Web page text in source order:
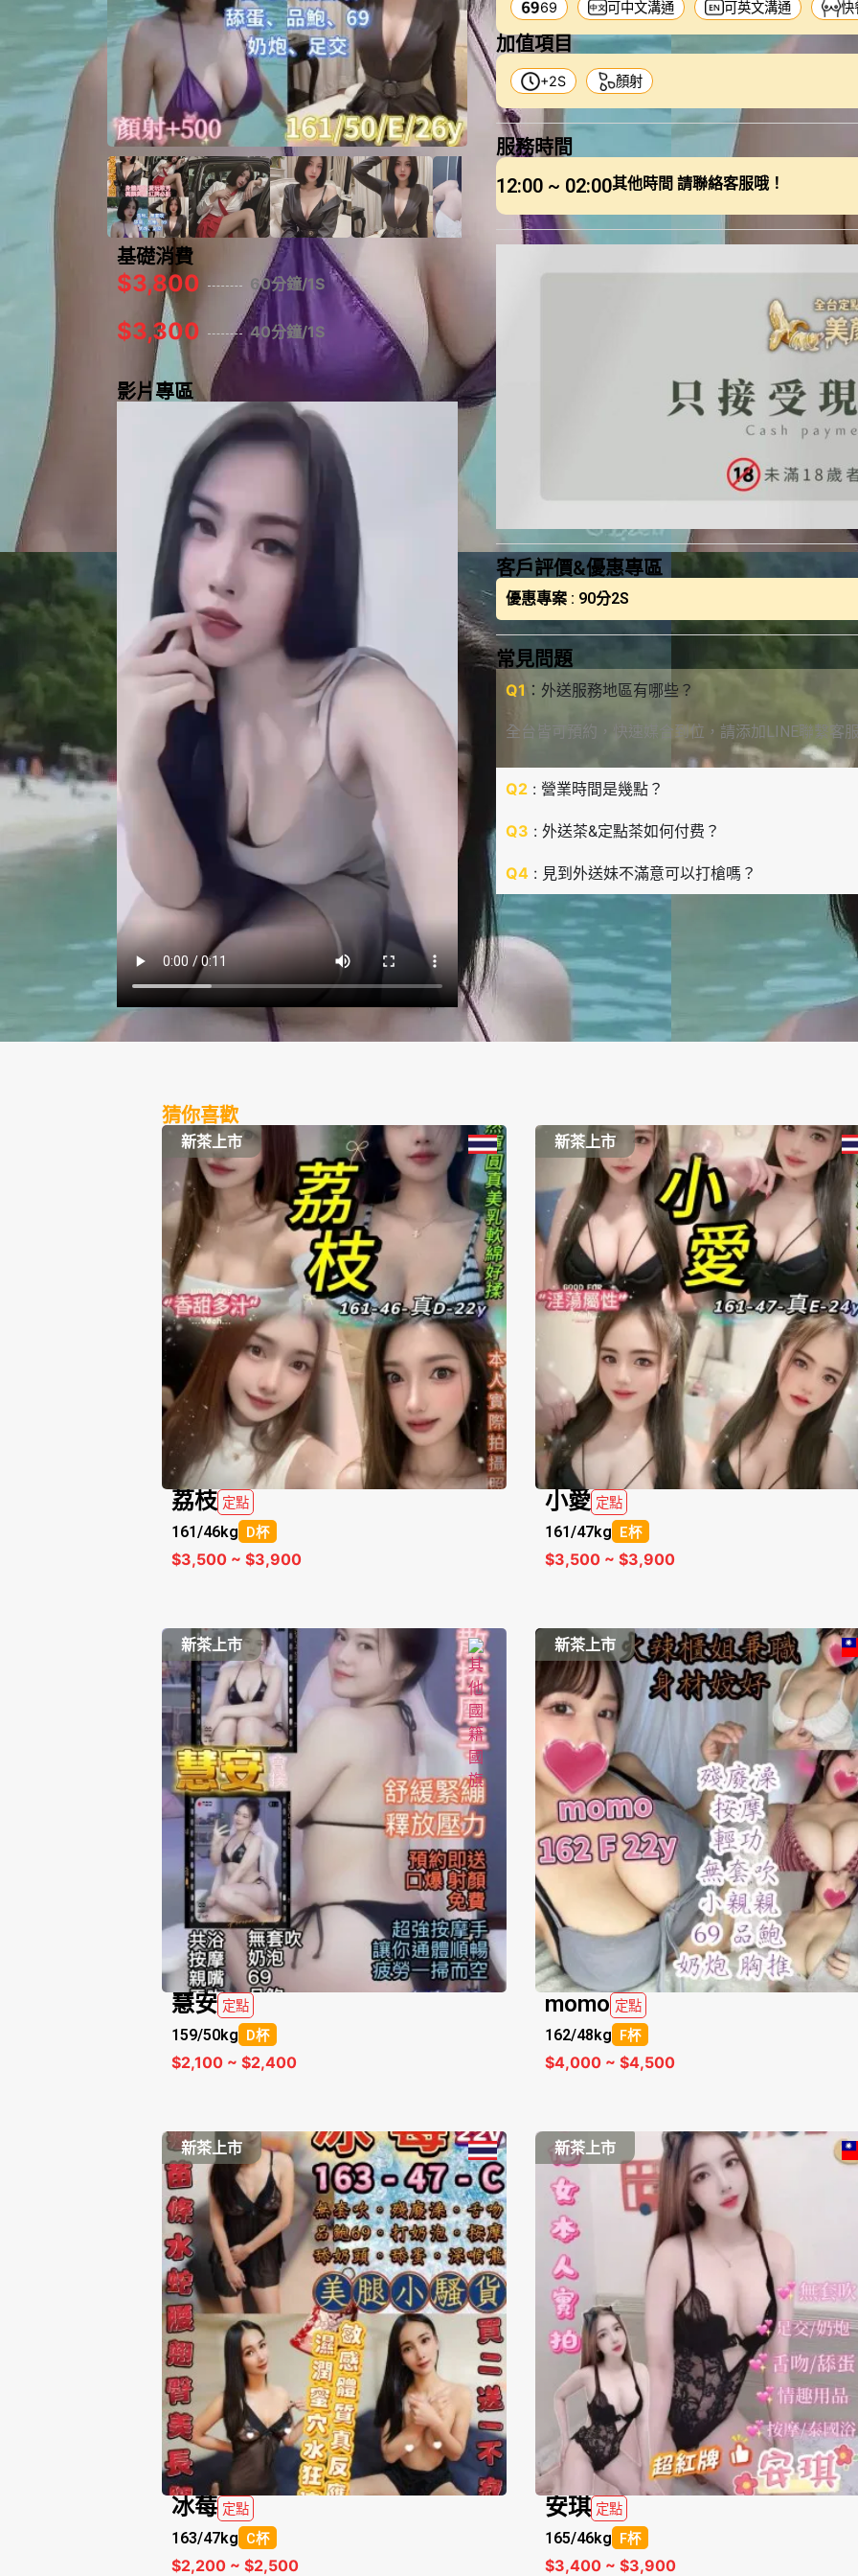
基礎消費
$3,800 60分鐘/1S
$3,300 40分鐘/1S
影片專區
69 可中文溝通 可英文溝通 快
加值項目
+2S 顏射
服務時間
12:00 ~ 02:00其他時間 請聯絡客服哦！
客戶評價&優惠專區
優惠專案 : 90分2S
常見問題
Q1 ：外送服務地區有哪些？
全台皆可預約，快速媒合到位，請添加LINE聯繫客
Q2: 營業時間是幾點？
Q3 : 外送茶&定點茶如何付费？
Q4: 見到外送妹不滿意可以打槍嗎？
猜你喜歡
新茶上市
荔枝 定點
161/46kg D杯
$3,500 ~ $3,900
新茶上市
小愛 定點
161/47kg E杯
$3,500 ~ $3,900
新茶上市
慧安 定點
159/50kg D杯
$2,100 ~ $2,400
新茶上市
momo 定點
162/48kg F杯
$4,000 ~ $4,500
新茶上市
冰莓 定點
163/47kg C杯
$2,200 ~ $2,500
新茶上市
安琪 定點
165/46kg F杯
$3,400 ~ $3,900